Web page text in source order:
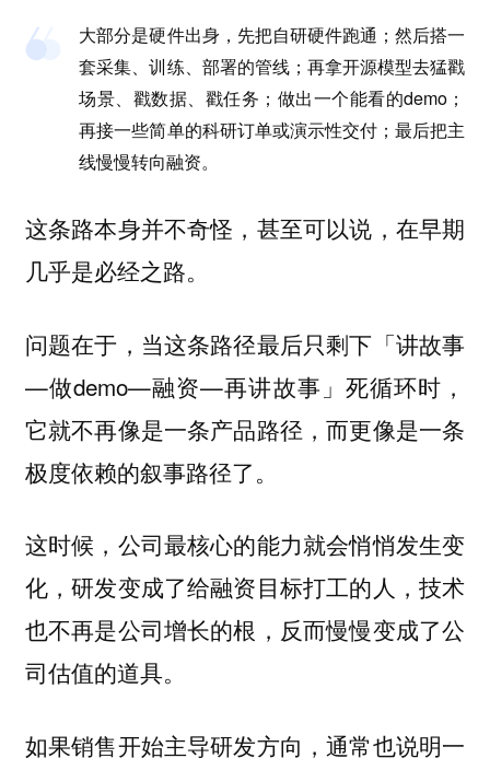
大部分是硬件出身，先把自研硬件跑通；然后搭一
套采集、训练、部署的管线；再拿开源模型去猛戳
场景、戳数据、戳任务；做出一个能看的demo；
再接一些简单的科研订单或演示性交付；最后把主
线慢慢转向融资。
这条路本身并不奇怪，甚至可以说，在早期
几乎是必经之路。
问题在于，当这条路径最后只剩下「讲故事
—做demo—融资—再讲故事」死循环时，
它就不再像是一条产品路径，而更像是一条
极度依赖的叙事路径了。
这时候，公司最核心的能力就会悄悄发生变
化，研发变成了给融资目标打工的人，技术
也不再是公司增长的根，反而慢慢变成了公
司估值的道具。
如果销售开始主导研发方向，通常也说明一